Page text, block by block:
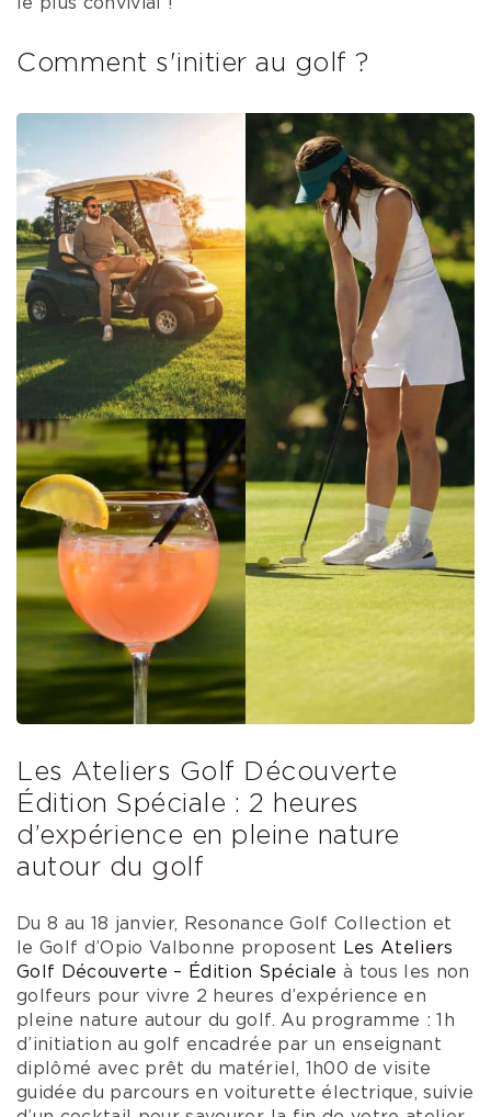
Comment s'initier au golf ?
Les Ateliers Golf Découverte
Édition Spéciale : 2 heures
d’expérience en pleine nature
autour du golf
Du 8 au 18 janvier, Resonance Golf Collection et
le Golf d’Opio Valbonne proposent
Les Ateliers
Golf Découverte – Édition Spéciale à tous les non
golfeurs pour vivre 2 heures d’expérience en
pleine nature autour du golf. Au programme : 1h
d’initiation au golf encadrée par un enseignant
diplômé avec prêt du matériel, 1h00 de visite
guidée du parcours en voiturette électrique, suivie